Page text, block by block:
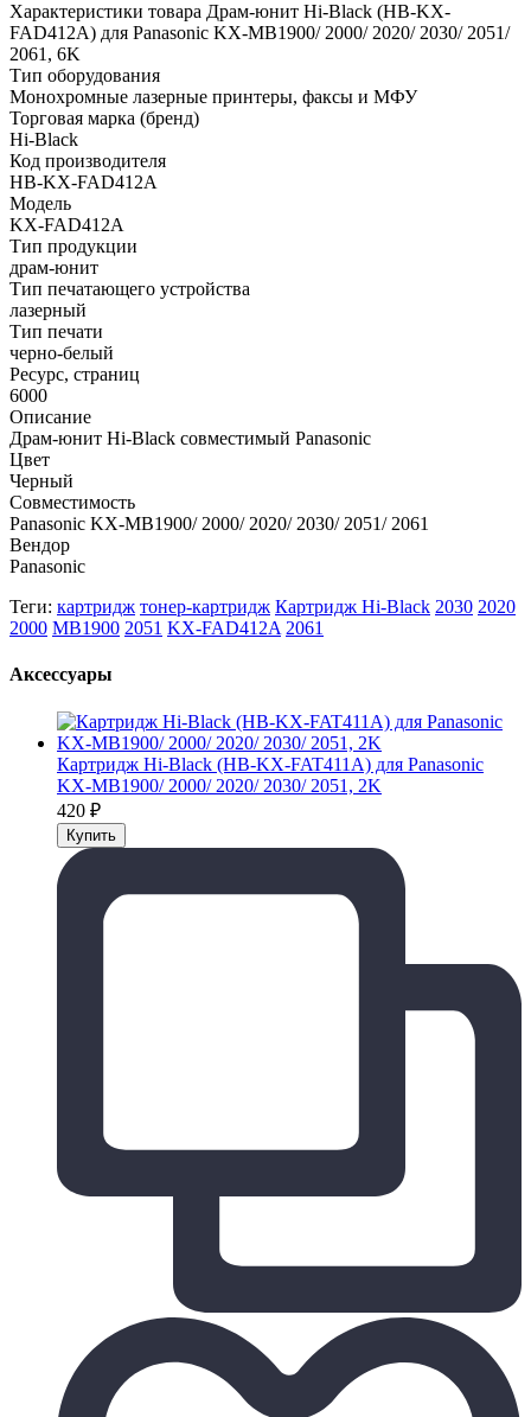
Характеристики товара Драм-юнит Hi-Black (HB-KX-
FAD412A) для Panasonic KX-MB1900/ 2000/ 2020/ 2030/ 2051/
2061, 6K
Тип оборудования
Монохромные лазерные принтеры, факсы и МФУ
Торговая марка (бренд)
Hi-Black
Код производителя
HB-KX-FAD412A
Модель
KX-FAD412A
Тип продукции
драм-юнит
Тип печатающего устройства
лазерный
Тип печати
черно-белый
Ресурс, страниц
6000
Описание
Драм-юнит Hi-Black совместимый Panasonic
Цвет
Черный
Совместимость
Panasonic KX-MB1900/ 2000/ 2020/ 2030/ 2051/ 2061
Вендор
Panasonic
Теги: картридж тонер-картридж Картридж Hi-Black 2030 2020
2000 MB1900 2051 KX-FAD412A 2061
Аксессуары
Картридж Hi-Black (HB-KX-FAT411A) для Panasonic
KX-MB1900/ 2000/ 2020/ 2030/ 2051, 2K
420 ₽